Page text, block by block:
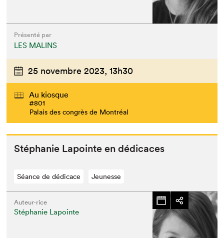
Présenté par
LES MALINS
25 novembre 2023, 13h30
Au kiosque
#801
Palais des congrès de Montréal
Stéphanie Lapointe en dédicaces
Séance de dédicace Jeunesse
Auteur·rice
Stéphanie Lapointe